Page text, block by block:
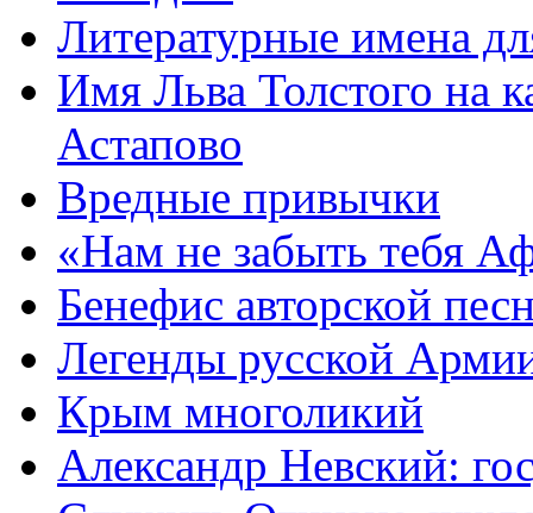
Литературные имена
Имя Льва Толстого на
Астапово
Вредные привычки
«Нам не забыть тебя
Бенефис авторской
Легенды русской
Крым многоликий
Александр Невский: